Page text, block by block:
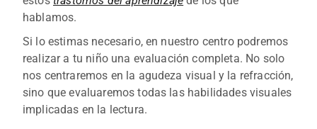
hablamos.
Si lo estimas necesario, en nuestro centro podremos
realizar a tu niño una evaluación completa. No solo
nos centraremos en la agudeza visual y la refracción,
sino que evaluaremos todas las habilidades visuales
implicadas en la lectura.